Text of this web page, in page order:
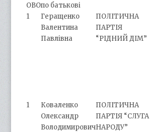
ОВОпо батькові
1
Геращенко
Валентина
Павлівна
ПОЛІТИЧНА
ПАРТІЯ
“РІДНИЙ ДІМ”
1
Коваленко
Олександр
Володимирович
ПОЛІТИЧНА
ПАРТІЯ “СЛУГА
НАРОДУ”